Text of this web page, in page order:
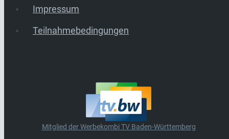
Impressum
Teilnahmebedingungen
Mitglied der Werbekombi TV Baden-Württemberg